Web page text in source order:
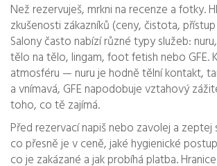
Než rezervuješ, mrkni na recenze a fotky.
zkušenosti zákazníků (ceny, čistota,
Salony často nabízí různé typy služeb:
tělo na tělo, lingam, foot fetish nebo GFE.
atmosféru — nuru je hodně tělní kontakt,
a vnímavá, GFE napodobuje vztahový
toho, co tě zajímá.
Před rezervací napiš nebo zavolej a zeptej
co přesně je v ceně, jaké hygienické
co je zakázané a jak probíhá platba.